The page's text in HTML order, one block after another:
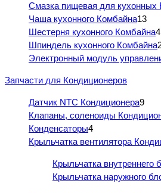
Смазка пищевая для кухонных
Чаша кухонного Комбайна13
Шестерня кухонного Комбайна4
Шпиндель кухонного Комбайна
Электронный модуль
Запчасти для Кондиционеров
Датчик NTC Кондиционера9
Клапаны, соленоиды
Конденсаторы4
Крыльчатка вентилятора
Крыльчатка внутреннего
Крыльчатка наружного